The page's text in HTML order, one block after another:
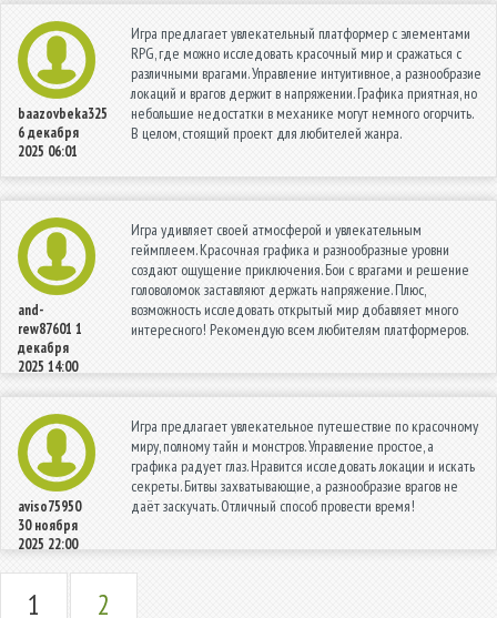
baazovbeka325
6 декабря
2025 06:01
Игра предлагает увлекательный платформер с элементами
RPG, где можно исследовать красочный мир и сражаться с
различными врагами. Управление интуитивное, а разнообразие
локаций и врагов держит в напряжении. Графика приятная, но
небольшие недостатки в механике могут немного огорчить.
В целом, стоящий проект для любителей жанра.
and-
rew87601 1
декабря
2025 14:00
Игра удивляет своей атмосферой и увлекательным
геймплеем. Красочная графика и разнообразные уровни
создают ощущение приключения. Бои с врагами и решение
головоломок заставляют держать напряжение. Плюс,
возможность исследовать открытый мир добавляет много
интересного! Рекомендую всем любителям платформеров.
aviso75950
30 ноября
2025 22:00
Игра предлагает увлекательное путешествие по красочному
миру, полному тайн и монстров. Управление простое, а
графика радует глаз. Нравится исследовать локации и искать
секреты. Битвы захватывающие, а разнообразие врагов не
даёт заскучать. Отличный способ провести время!
1 2